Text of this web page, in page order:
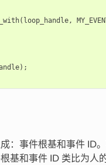
( loop_handle,
);
：事件根基和事件 ID
基和事件 ID 类比为人